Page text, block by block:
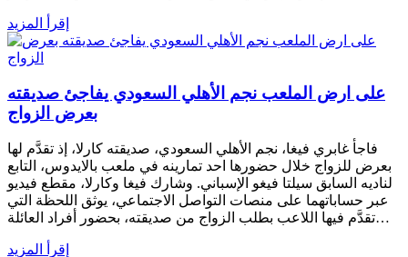
إقرأ المزيد
على ارض الملعب نجم الأهلي السعودي يفاجئ صديقته
بعرض الزواج
فاجأ غابري فيغا، نجم الأهلي السعودي، صديقته كارلا، إذ تقدَّم لها
بعرض للزواج خلال حضورها احد تمارينه في ملعب بالايدوس، التابع
لناديه السابق سيلتا فيغو الإسباني. وشارك فيغا وكارلا، مقطع فيديو
عبر حساباتهما على منصات التواصل الاجتماعي، يوثق اللحظة التي
تقدَّم فيها اللاعب بطلب الزواج من صديقته، بحضور أفراد العائلة…
إقرأ المزيد